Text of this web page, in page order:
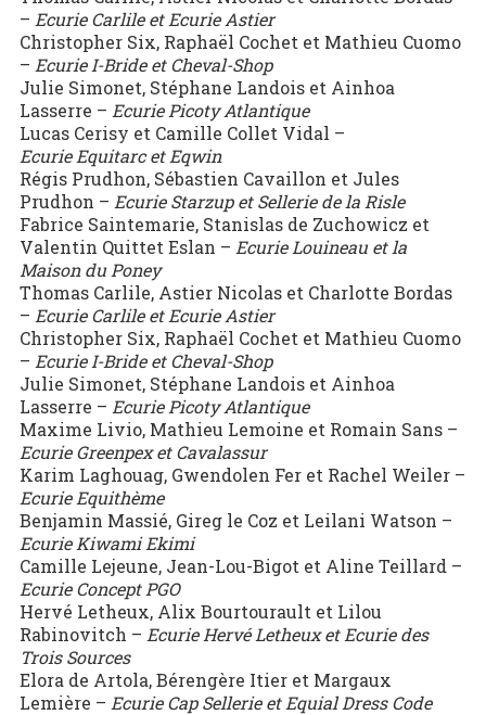
– Ecurie Carlile et Ecurie Astier
Christopher Six, Raphaël Cochet et Mathieu Cuomo
– Ecurie I-Bride et Cheval-Shop
Julie Simonet, Stéphane Landois et Ainhoa
Lasserre – Ecurie Picoty Atlantique
Lucas Cerisy et Camille Collet Vidal –
Ecurie Equitarc et Eqwin
Régis Prudhon, Sébastien Cavaillon et Jules
Prudhon – Ecurie Starzup et Sellerie de la Risle
Fabrice Saintemarie, Stanislas de Zuchowicz et
Valentin Quittet Eslan – Ecurie Louineau et la
Maison du Poney
Thomas Carlile, Astier Nicolas et Charlotte Bordas
– Ecurie Carlile et Ecurie Astier
Christopher Six, Raphaël Cochet et Mathieu Cuomo
– Ecurie I-Bride et Cheval-Shop
Julie Simonet, Stéphane Landois et Ainhoa
Lasserre – Ecurie Picoty Atlantique
Maxime Livio, Mathieu Lemoine et Romain Sans –
Ecurie Greenpex et Cavalassur
Karim Laghouag, Gwendolen Fer et Rachel Weiler –
Ecurie Equithème
Benjamin Massié, Gireg le Coz et Leilani Watson –
Ecurie Kiwami Ekimi
Camille Lejeune, Jean-Lou-Bigot et Aline Teillard –
Ecurie Concept PGO
Hervé Letheux, Alix Bourtourault et Lilou
Rabinovitch – Ecurie Hervé Letheux et Ecurie des
Trois Sources
Elora de Artola, Bérengère Itier et Margaux
Lemière – Ecurie Cap Sellerie et Equial Dress Code